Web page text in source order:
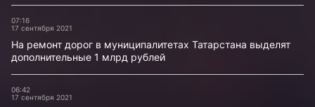
07:16
17 сентября 2021
На ремонт дорог в муниципалитетах Татарстана выделят
дополнительные 1 млрд рублей
06:42
17 сентября 2021